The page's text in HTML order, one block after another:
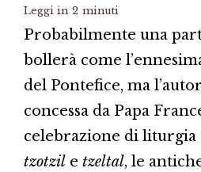
Leggi in 2 minuti
Probabilmente una
bollerà come
del Pontefice, ma
concessa da Papa
celebrazione di liturgia
tzotzil e tzeltal, le